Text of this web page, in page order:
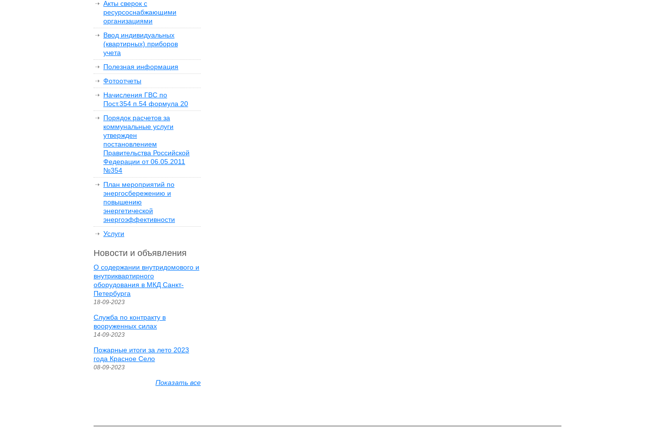
Акты сверок с
ресурсоснабжающими
организациями
Ввод индивидуальных
(квартирных) приборов
учета
Полезная информация
Фотоотчеты
Начисления ГВС по
Пост.354 п.54 формула 20
Порядок расчетов за
коммунальные услуги
утвержден
постановлением
Правительства Российской
Федерации от 06.05.2011
№354
План мероприятий по
энергосбережению и
повышению
энергетической
энергоэффективности
Услуги
Новости и объявления
О содержании внутридомового и
внутриквартирного
оборудования в МКД Санкт-
Петербурга
18-09-2023
Служба по контракту в
вооруженных силах
14-09-2023
Пожарные итоги за лето 2023
года Красное Село
08-09-2023
Показать все